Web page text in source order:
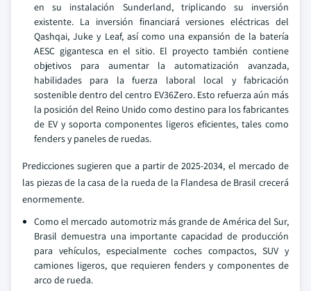
en su instalación Sunderland, triplicando su inversión
existente. La inversión financiará versiones eléctricas del
Qashqai, Juke y Leaf, así como una expansión de la batería
AESC gigantesca en el sitio. El proyecto también contiene
objetivos para aumentar la automatización avanzada,
habilidades para la fuerza laboral local y fabricación
sostenible dentro del centro EV36Zero. Esto refuerza aún más
la posición del Reino Unido como destino para los fabricantes
de EV y soporta componentes ligeros eficientes, tales como
fenders y paneles de ruedas.
Predicciones sugieren que a partir de 2025-2034, el mercado de
las piezas de la casa de la rueda de la Flandesa de Brasil crecerá
enormemente.
Como el mercado automotriz más grande de América del Sur,
Brasil demuestra una importante capacidad de producción
para vehículos, especialmente coches compactos, SUV y
camiones ligeros, que requieren fenders y componentes de
arco de rueda.